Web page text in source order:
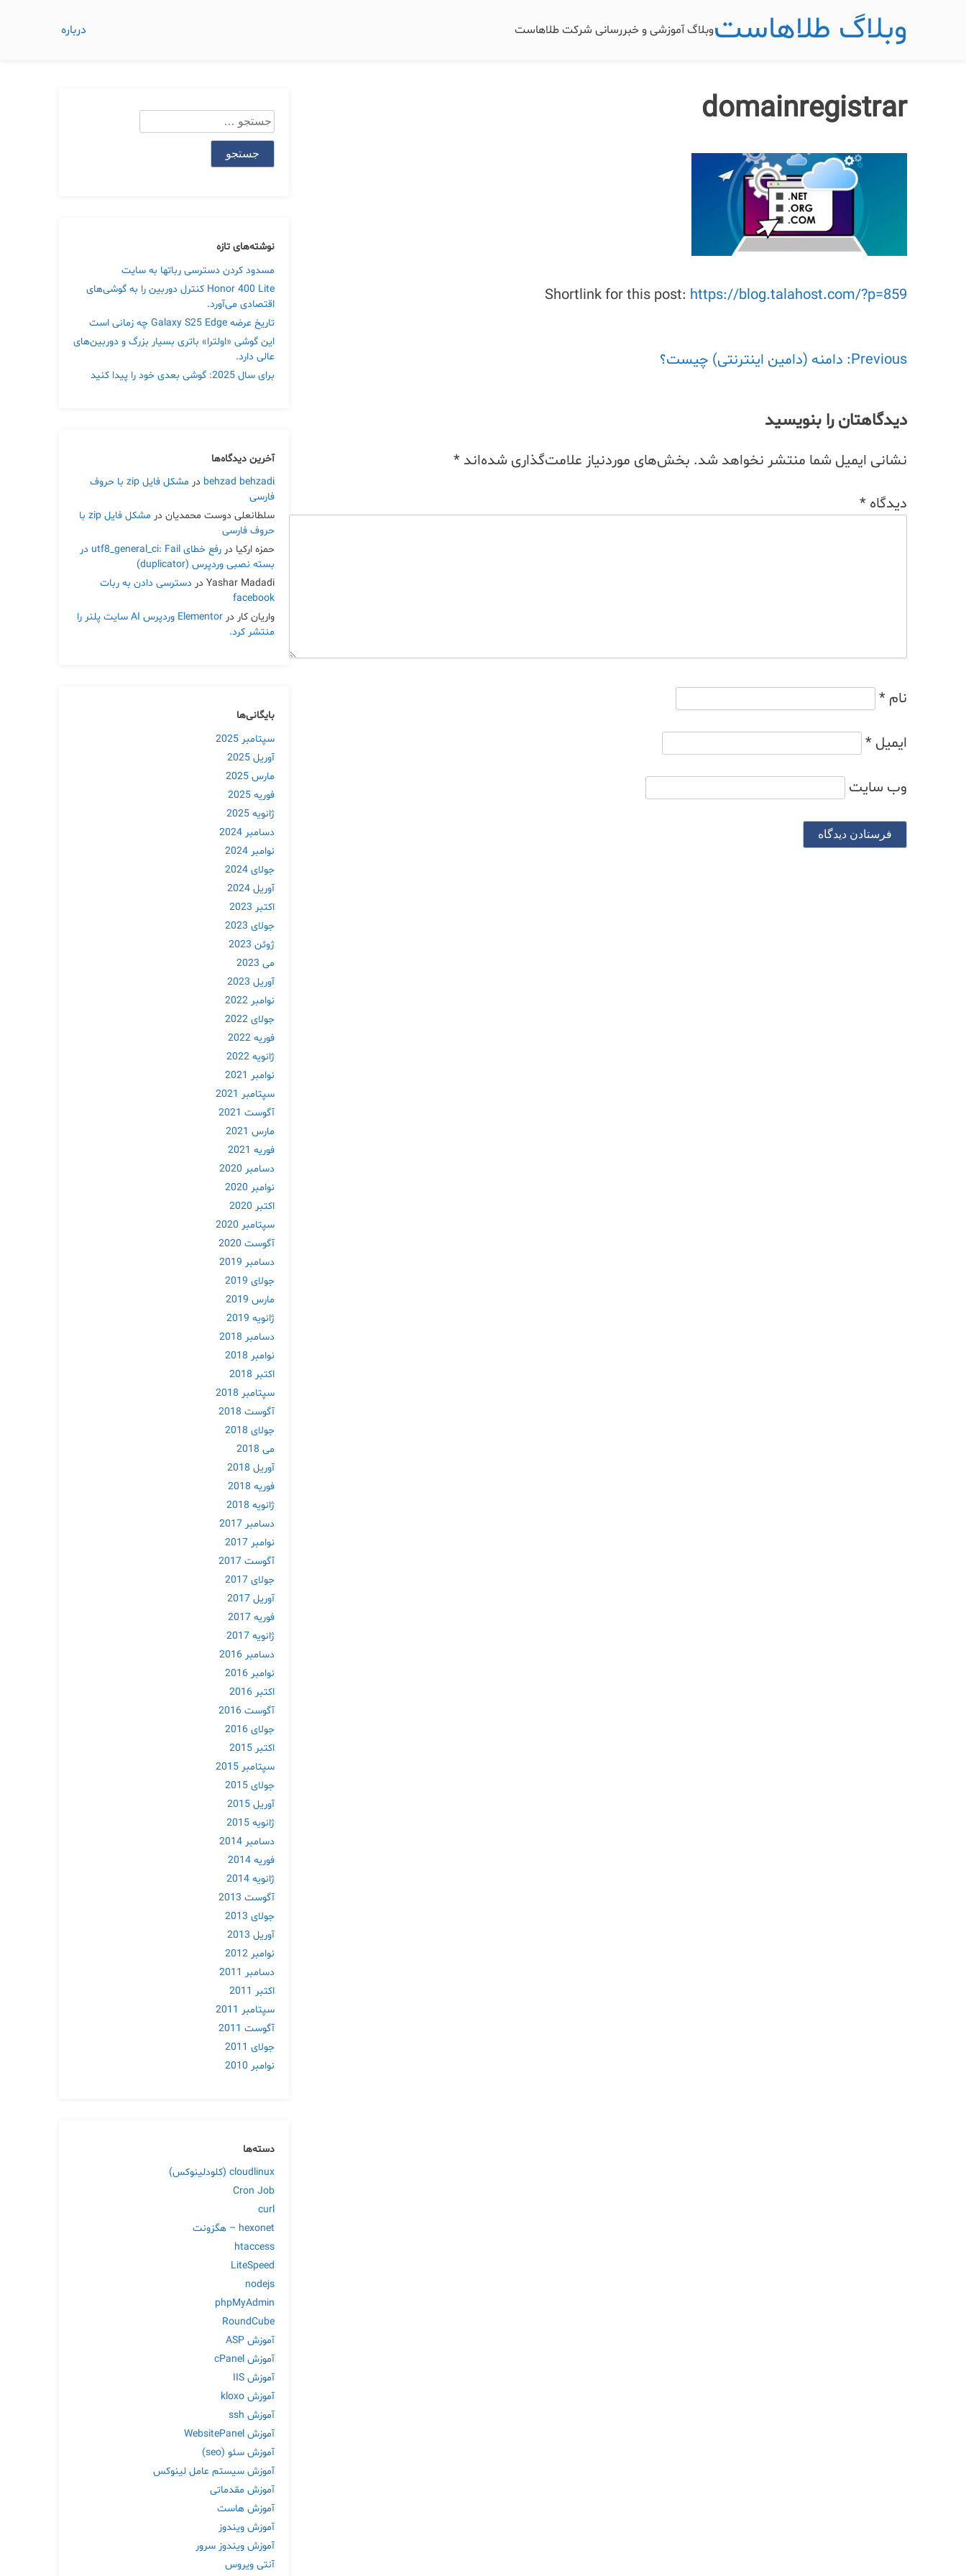
وبلاگ طلاهاستوبلاگ آموزشی و خبررسانی شرکت طلاهاست درباره
domainregistrar
Shortlink for this post: https://blog.talahost.com/?p=859
راهبری
Previous: دامنه (دامین اینترنتی) چیست؟
دیدگاهتان را بنویسید
نشانی ایمیل شما منتشر نخواهد شد. بخش‌های موردنیاز علامت‌گذاری شده‌اند *
دیدگاه *
نام *
ایمیل *
وب‌ سایت
جستجو
برای:
نوشته‌های تازه
مسدود کردن دسترسی رباتها به سایت
Honor 400 Lite کنترل دوربین را به گوشی‌های
اقتصادی می‌آورد.
تاریخ عرضه Galaxy S25 Edge چه زمانی است
این گوشی «اولترا» باتری بسیار بزرگ و دوربین‌های
عالی دارد.
برای سال 2025: گوشی بعدی خود را پیدا کنید
آخرین دیدگاه‌ها
behzad behzadi در
مشکل فایل zip با حروف
فارسی
سلطانعلی دوست محمدیان در
مشکل فایل zip با
حروف فارسی
حمزه ارکیا در
رفع خطای utf8_general_ci: Fail در
بسته نصبی وردپرس (duplicator)
Yashar Madadi در دسترسی دادن به ربات
facebook
واریان کار در
Elementor وردپرس AI سایت پلنر را
منتشر کرد.
بایگانی‌ها
سپتامبر 2025
آوریل 2025
مارس 2025
فوریه 2025
ژانویه 2025
دسامبر 2024
نوامبر 2024
جولای 2024
آوریل 2024
اکتبر 2023
جولای 2023
ژوئن 2023
می 2023
آوریل 2023
نوامبر 2022
جولای 2022
فوریه 2022
ژانویه 2022
نوامبر 2021
سپتامبر 2021
آگوست 2021
مارس 2021
فوریه 2021
دسامبر 2020
نوامبر 2020
اکتبر 2020
سپتامبر 2020
آگوست 2020
دسامبر 2019
جولای 2019
مارس 2019
ژانویه 2019
دسامبر 2018
نوامبر 2018
اکتبر 2018
سپتامبر 2018
آگوست 2018
جولای 2018
می 2018
آوریل 2018
فوریه 2018
ژانویه 2018
دسامبر 2017
نوامبر 2017
آگوست 2017
جولای 2017
آوریل 2017
فوریه 2017
ژانویه 2017
دسامبر 2016
نوامبر 2016
اکتبر 2016
آگوست 2016
جولای 2016
اکتبر 2015
سپتامبر 2015
جولای 2015
آوریل 2015
ژانویه 2015
دسامبر 2014
فوریه 2014
ژانویه 2014
آگوست 2013
جولای 2013
آوریل 2013
نوامبر 2012
دسامبر 2011
اکتبر 2011
سپتامبر 2011
آگوست 2011
جولای 2011
نوامبر 2010
دسته‌ها
cloudlinux (کلودلینوکس)
Cron Job
curl
hexonet – هگزونت
htaccess
LiteSpeed
nodejs
phpMyAdmin
RoundCube
آموزش ASP
آموزش cPanel
آموزش IIS
آموزش kloxo
آموزش ssh
آموزش WebsitePanel
آموزش سئو (seo)
آموزش سیستم عامل لینوکس
آموزش مقدماتی
آموزش هاست
آموزش ویندوز
آموزش ویندوز سرور
آنتی ویروس